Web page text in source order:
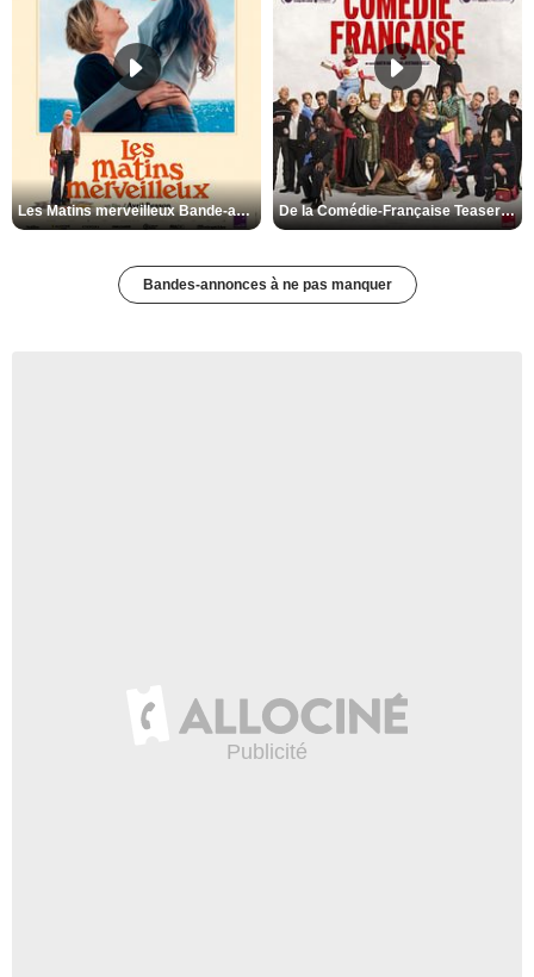
Les Matins merveilleux Bande-annonce VF De la Comédie-Française Teaser VF
Bandes-annonces à ne pas manquer